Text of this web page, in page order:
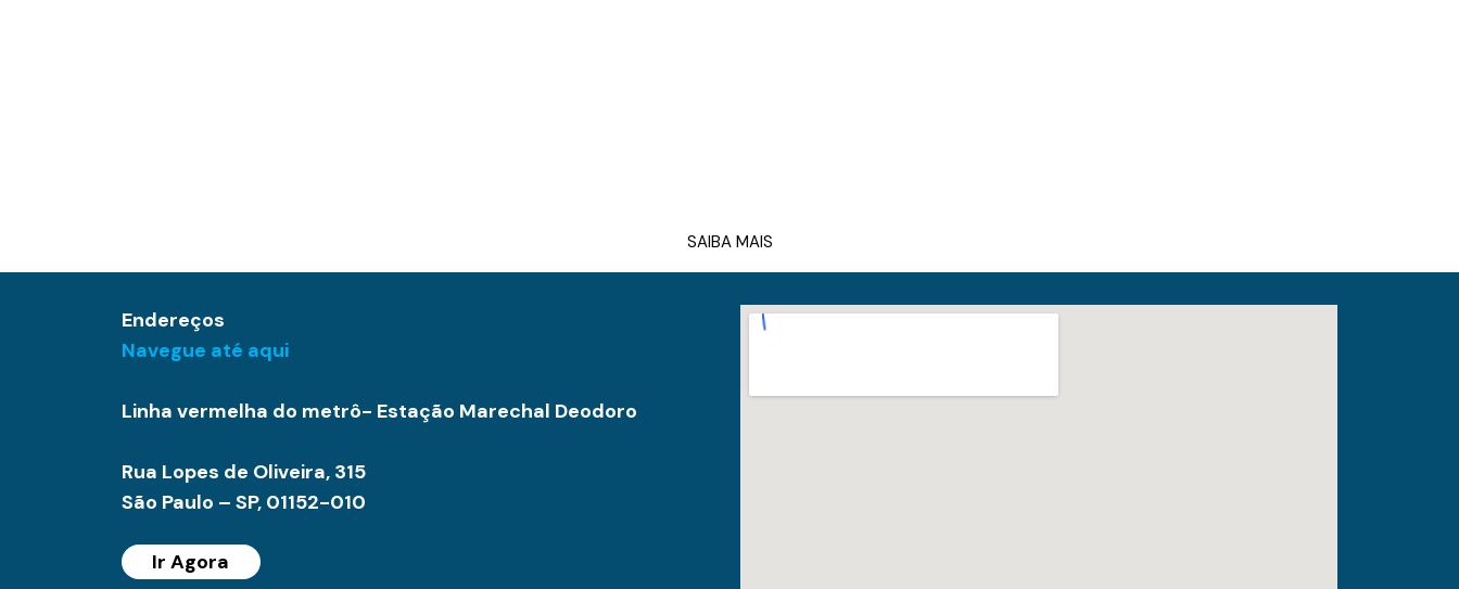
SAIBA MAIS
Endereços
Navegue até aqui
Linha vermelha do metrô- Estação Marechal Deodoro
Rua Lopes de Oliveira, 315
São Paulo – SP, 01152-010
Ir Agora